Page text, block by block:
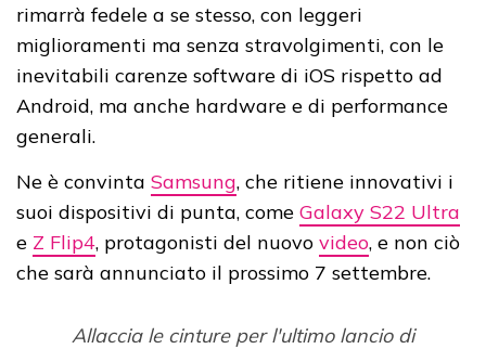
rimarrà fedele a se stesso, con leggeri
miglioramenti ma senza stravolgimenti, con le
inevitabili carenze software di iOS rispetto ad
Android, ma anche hardware e di performance
generali.
Ne è convinta Samsung, che ritiene innovativi i
suoi dispositivi di punta, come Galaxy S22 Ultra
e Z Flip4, protagonisti del nuovo video, e non ciò
che sarà annunciato il prossimo 7 settembre.
Allaccia le cinture per l'ultimo lancio di